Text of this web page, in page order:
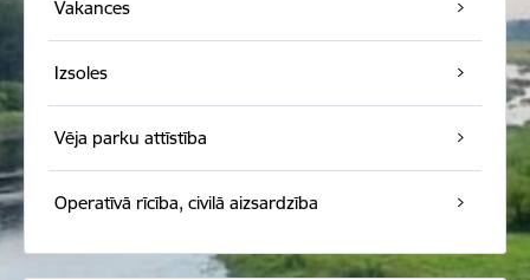
Vakances
Izsoles
Vēja parku attīstība
Operatīvā rīcība, civilā aizsardzība